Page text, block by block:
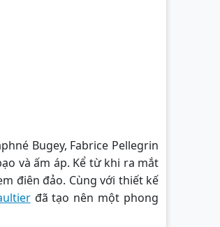
Bugey, Fabrice Pellegrin
và ấm áp. Kể từ khi ra mắt
điên đảo. Cùng với thiết kế
đã tạo nên một phong